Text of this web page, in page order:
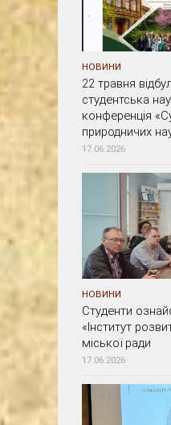
НОВИНИ
22 травня
студентська
конференція
природничих
17.06.2026
НОВИНИ
Студенти
«Інститут
міської ради
17.06.2026